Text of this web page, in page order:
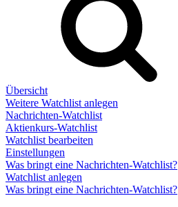
Übersicht
Weitere Watchlist anlegen
Nachrichten-Watchlist
Aktienkurs-Watchlist
Watchlist bearbeiten
Einstellungen
Was bringt eine Nachrichten-Watchlist?
Watchlist anlegen
Was bringt eine Nachrichten-Watchlist?